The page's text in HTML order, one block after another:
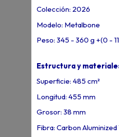
Colección: 2026
Modelo: Metalbone
Peso: 345 - 360 g +(0 -
Estructura y
Superficie: 485 cm²
Longitud: 455 mm
Grosor: 38 mm
Fibra: Carbon Aluminized